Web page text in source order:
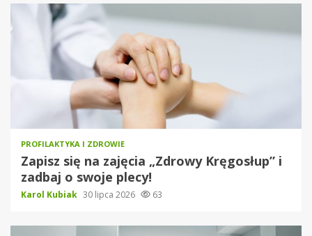
PROFILAKTYKA I ZDROWIE
Zapisz się na zajęcia „Zdrowy Kręgosłup” i
zadbaj o swoje plecy!
Karol Kubiak 30 lipca 2026 63